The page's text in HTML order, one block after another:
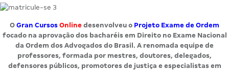
O Gran Cursos Online desenvolveu o Projeto Exame de Ordem
focado na aprovação dos bacharéis em Direito no Exame Nacional
da Ordem dos Advogados do Brasil. A renomada equipe de
professores, formada por mestres, doutores, delegados,
defensores públicos, promotores de justiça e especialistas em